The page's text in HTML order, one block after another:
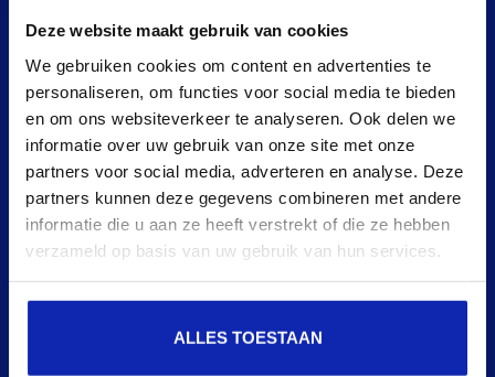
Deze website maakt gebruik van cookies
We gebruiken cookies om content en advertenties te
personaliseren, om functies voor social media te bieden
en om ons websiteverkeer te analyseren. Ook delen we
informatie over uw gebruik van onze site met onze
partners voor social media, adverteren en analyse. Deze
partners kunnen deze gegevens combineren met andere
informatie die u aan ze heeft verstrekt of die ze hebben
verzameld op basis van uw gebruik van hun services.
ALLES TOESTAAN